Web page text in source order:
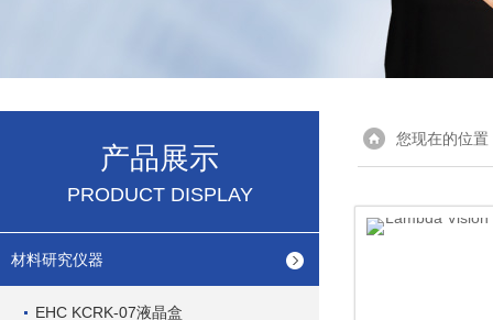
产品展示
PRODUCT DISPLAY
材料研究仪器
EHC KCRK-07液晶盒
您现在的位置